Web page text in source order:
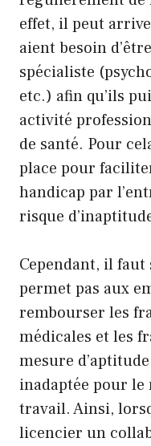
effet, il peut
aient besoin
spécialiste
etc.) afin qu’ils
activité
de santé. Pour
place pour
handicap par
risque
Cependant, il
permet pas aux
rembourser les
médicales et les
mesure
inadaptée pour
travail. Ainsi,
licencier un